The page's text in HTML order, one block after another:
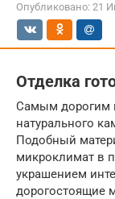
Опубликовано: 21
Отделка
Самым дорогим
натурального
Подобный
микроклимат в
украшением
дорогостоящие